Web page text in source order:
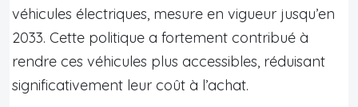
véhicules électriques, mesure en vigueur jusqu’en
2033. Cette politique a fortement contribué à
rendre ces véhicules plus accessibles, réduisant
significativement leur coût à l’achat.